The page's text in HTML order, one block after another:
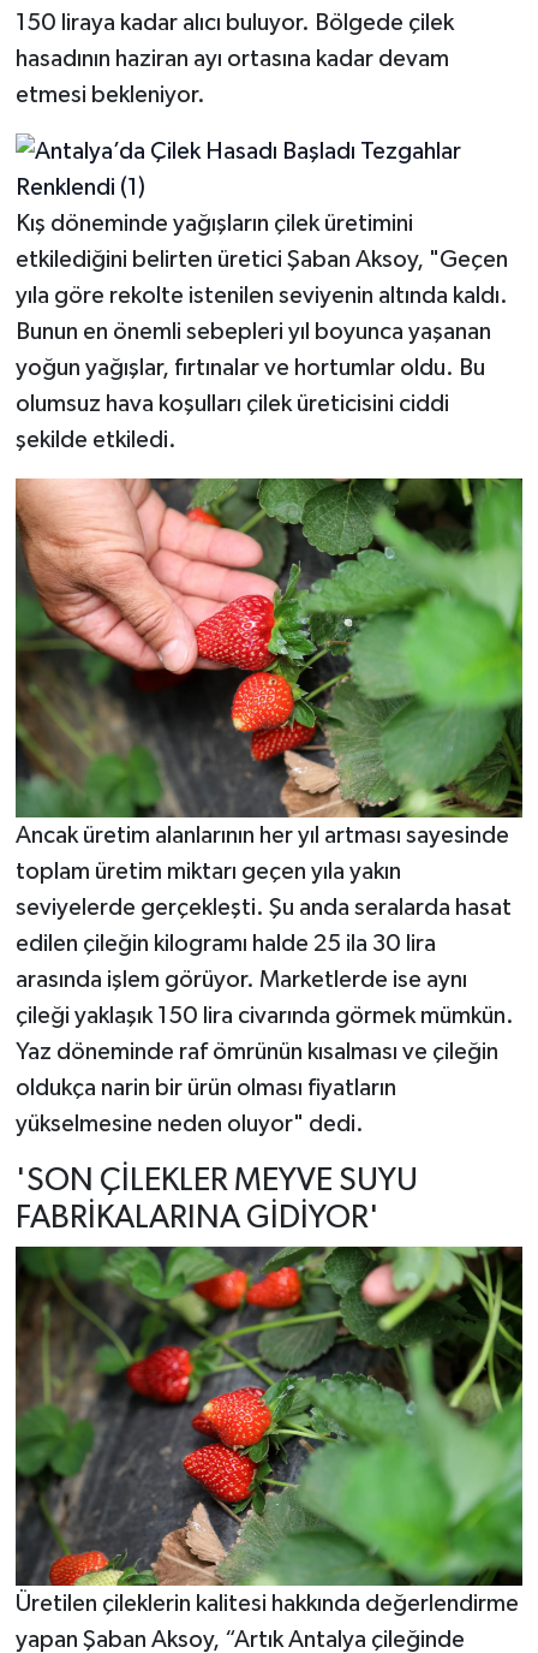
150 liraya kadar alıcı buluyor. Bölgede çilek
hasadının haziran ayı ortasına kadar devam
etmesi bekleniyor.
Kış döneminde yağışların çilek üretimini
etkilediğini belirten üretici Şaban Aksoy, "Geçen
yıla göre rekolte istenilen seviyenin altında kaldı.
Bunun en önemli sebepleri yıl boyunca yaşanan
yoğun yağışlar, fırtınalar ve hortumlar oldu. Bu
olumsuz hava koşulları çilek üreticisini ciddi
şekilde etkiledi.
Ancak üretim alanlarının her yıl artması sayesinde
toplam üretim miktarı geçen yıla yakın
seviyelerde gerçekleşti. Şu anda seralarda hasat
edilen çileğin kilogramı halde 25 ila 30 lira
arasında işlem görüyor. Marketlerde ise aynı
çileği yaklaşık 150 lira civarında görmek mümkün.
Yaz döneminde raf ömrünün kısalması ve çileğin
oldukça narin bir ürün olması fiyatların
yükselmesine neden oluyor" dedi.
'SON ÇİLEKLER MEYVE SUYU
FABRİKALARINA GİDİYOR'
Üretilen çileklerin kalitesi hakkında değerlendirme
yapan Şaban Aksoy, “Artık Antalya çileğinde